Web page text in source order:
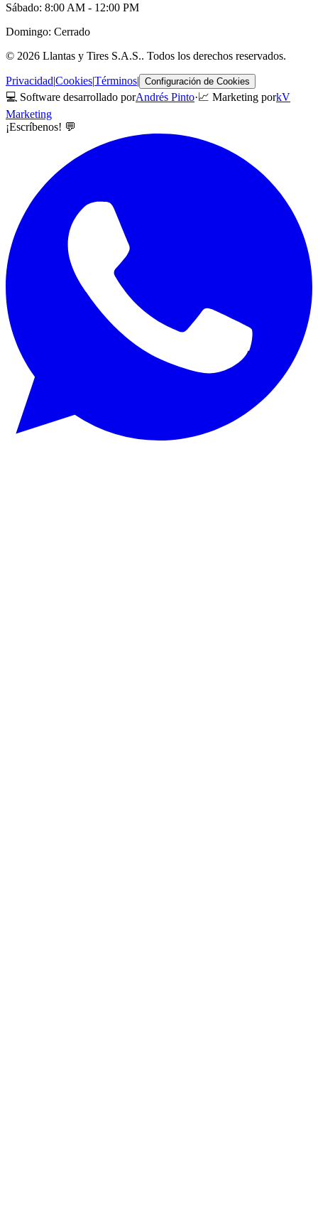
Sábado: 8:00 AM - 12:00 PM
Domingo: Cerrado
© 2026 Llantas y Tires S.A.S.. Todos los derechos reservados.
Privacidad|Cookies|Términos| Configuración de Cookies
💻 Software desarrollado porAndrés Pinto·📈 Marketing porkV
Marketing
¡Escríbenos! 💬